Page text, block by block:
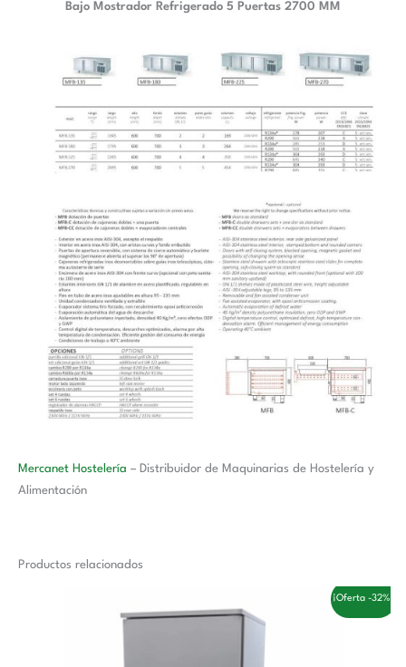
Bajo Mostrador Refrigerado 5 Puertas 2700 MM
Mercanet Hostelería – Distribuidor de Maquinarias de Hostelería y
Alimentación
Productos relacionados
¡Oferta -32%!
original